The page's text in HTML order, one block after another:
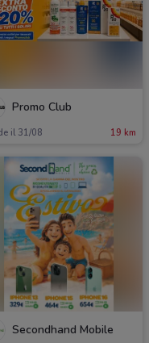
Promo Club
il 31/08 19 km
Secondhand Mobile